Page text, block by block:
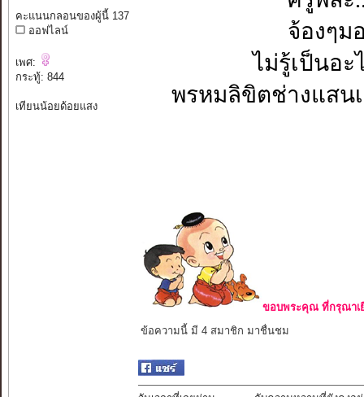
คะแนนกลอนของผู้นี้ 137
ออฟไลน์
เพศ:
กระทู้: 844
เทียนน้อยด้อยแสง
จ้องๆม
ไม่รู้เป็นอะ
พรหมลิขิตช่างแสน
ขอบพระคุณ ที่กรุณาเ
ข้อความนี้ มี 4 สมาชิก มาชื่นชม